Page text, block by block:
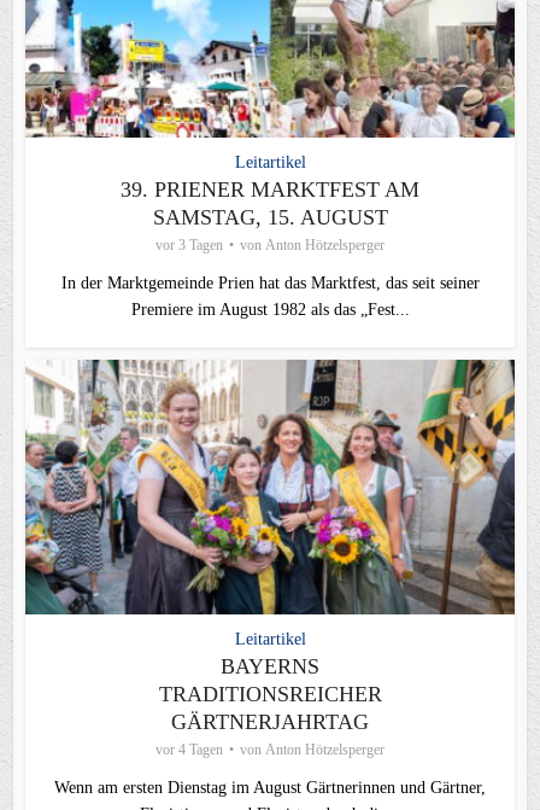
Leitartikel
39. PRIENER MARKTFEST AM
SAMSTAG, 15. AUGUST
vor 3 Tagen von Anton Hötzelsperger
In der Marktgemeinde Prien hat das Marktfest, das seit seiner
Premiere im August 1982 als das „Fest...
Leitartikel
BAYERNS
TRADITIONSREICHER
GÄRTNERJAHRTAG
vor 4 Tagen von Anton Hötzelsperger
Wenn am ersten Dienstag im August Gärtnerinnen und Gärtner,